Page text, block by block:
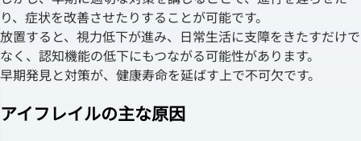
り、症状を改善させたりすることが可能です。
放置すると、視力低下が進み、日常生活に支障をきたすだけで
なく、認知機能の低下にもつながる可能性があります。
早期発見と対策が、健康寿命を延ばす上で不可欠です。
アイフレイルの主な原因